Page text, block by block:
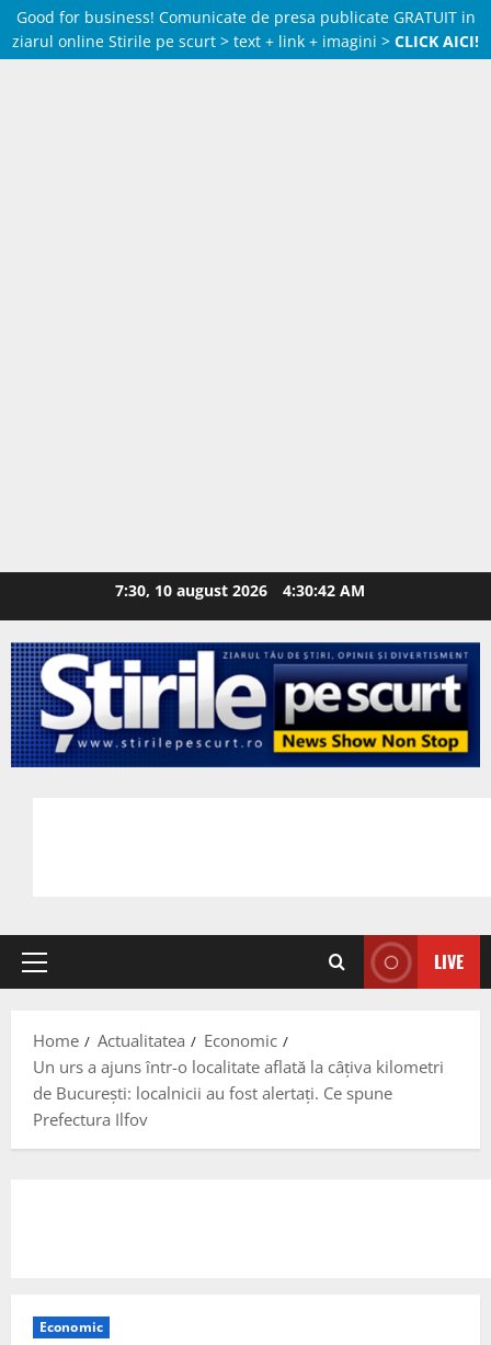
Good for business! Comunicate de presa publicate GRATUIT in
ziarul online Stirile pe scurt > text + link + imagini > CLICK AICI!
7:30, 10 august 2026 4:30:43 AM
Primary
LIVE
Home Actualitatea
Economic
Un urs a ajuns într-o localitate aflată la câțiva kilometri
de București: localnicii au fost alertați. Ce spune
Prefectura Ilfov
Economic